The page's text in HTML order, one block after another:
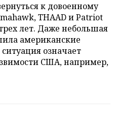
к довоенному
THAAD и Patriot
лет. Даже небольшая
американские
означает
США, например,